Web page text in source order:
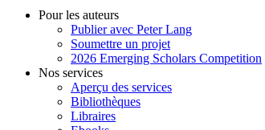
Pour les auteurs
Publier avec Peter Lang
Soumettre un projet
2026 Emerging Scholars Competition
Nos services
Aperçu des services
Bibliothèques
Libraires